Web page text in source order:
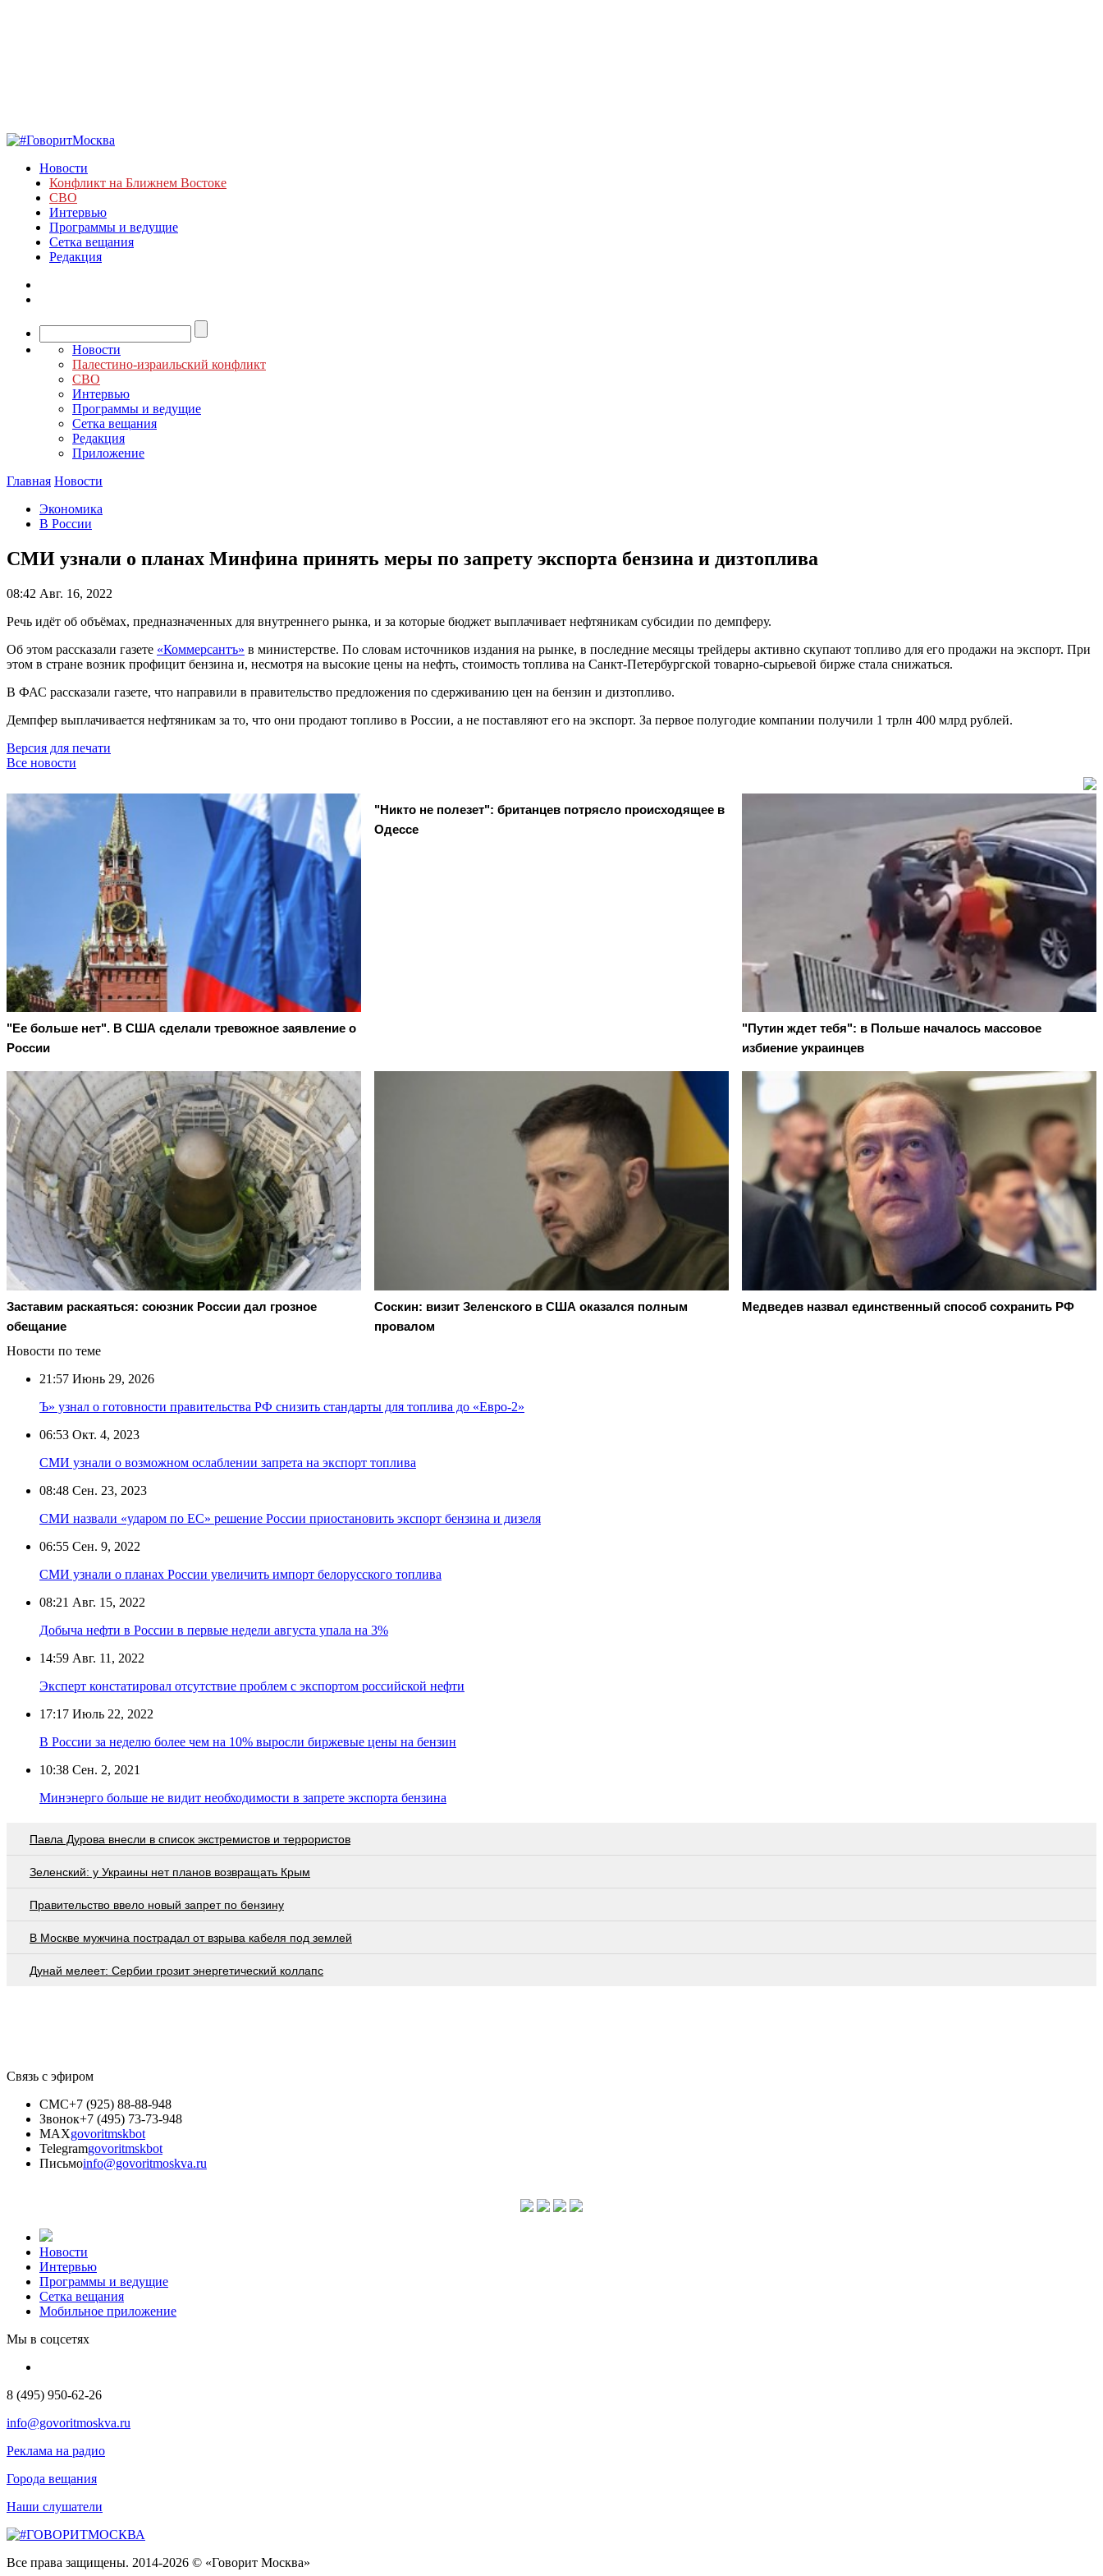
Новости
Конфликт на Ближнем Востоке
СВО
Интервью
Программы и ведущие
Сетка вещания
Редакция
Новости
Палестино-израильский конфликт
СВО
Интервью
Программы и ведущие
Сетка вещания
Редакция
Приложение
Главная Новости
Экономика
В России
СМИ узнали о планах Минфина принять меры по запрету экспорта бензина и дизтоплива
08:42 Авг. 16, 2022
Речь идёт об объёмах, предназначенных для внутреннего рынка, и за которые бюджет выплачивает нефтяникам субсидии по демпферу.
Об этом рассказали газете «Коммерсантъ» в министерстве. По словам источников издания на рынке, в последние месяцы трейдеры активно скупают топливо для его продажи на экспорт. При
этом в стране возник профицит бензина и, несмотря на высокие цены на нефть, стоимость топлива на Санкт-Петербургской товарно-сырьевой бирже стала снижаться.
В ФАС рассказали газете, что направили в правительство предложения по сдерживанию цен на бензин и дизтопливо.
Демпфер выплачивается нефтяникам за то, что они продают топливо в России, а не поставляют его на экспорт. За первое полугодие компании получили 1 трлн 400 млрд рублей.
Версия для печати
Все новости
"Ее больше нет". В США сделали тревожное заявление о
России
"Никто не полезет": британцев потрясло происходящее в
Одессе
"Путин ждет тебя": в Польше началось массовое
избиение украинцев
Заставим раскаяться: союзник России дал грозное
обещание
Соскин: визит Зеленского в США оказался полным
провалом
Медведев назвал единственный способ сохранить РФ
Новости по теме
21:57 Июнь 29, 2026
Ъ» узнал о готовности правительства РФ снизить стандарты для топлива до «Евро-2»
06:53 Окт. 4, 2023
СМИ узнали о возможном ослаблении запрета на экспорт топлива
08:48 Сен. 23, 2023
СМИ назвали «ударом по ЕС» решение России приостановить экспорт бензина и дизеля
06:55 Сен. 9, 2022
СМИ узнали о планах России увеличить импорт белорусского топлива
08:21 Авг. 15, 2022
Добыча нефти в России в первые недели августа упала на 3%
14:59 Авг. 11, 2022
Эксперт констатировал отсутствие проблем с экспортом российской нефти
17:17 Июль 22, 2022
В России за неделю более чем на 10% выросли биржевые цены на бензин
10:38 Сен. 2, 2021
Минэнерго больше не видит необходимости в запрете экспорта бензина
Павла Дурова внесли в список экстремистов и террористов
Зеленский: у Украины нет планов возвращать Крым
Правительство ввело новый запрет по бензину
В Москве мужчина пострадал от взрыва кабеля под землей
Дунай мелеет: Сербии грозит энергетический коллапс
Связь с эфиром
СМС+7 (925) 88-88-948
Звонок+7 (495) 73-73-948
MAXgovoritmskbot
Telegramgovoritmskbot
Письмоinfo@govoritmoskva.ru
Новости
Интервью
Программы и ведущие
Сетка вещания
Мобильное приложение
Мы в соцсетях
8 (495) 950-62-26
info@govoritmoskva.ru
Реклама на радио
Города вещания
Наши слушатели
Все права защищены. 2014-2026 © «Говорит Москва»